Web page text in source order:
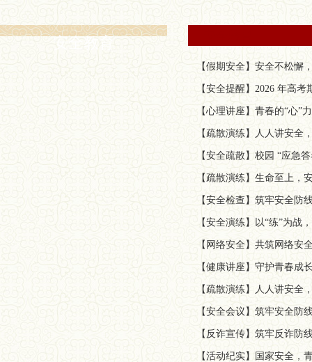
安全教育
【假期安全】安全不松
【安全提醒】2026 年高
【心理讲座】青春的“心
【疏散演练】人人讲安
【安全疏散】校园 “应急
【疏散演练】生命至上
【安全检查】筑牢安全
【安全演练】以“练”为
【网络安全】共筑网络
【健康讲座】守护青春
【疏散演练】人人讲安
【安全会议】筑牢安全
【反诈宣传】筑牢反诈
【活动纪实】国家安全